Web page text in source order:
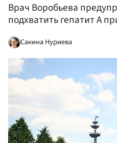
Врач Воробьева
подхватить гепатит А
Сакина Нуриева